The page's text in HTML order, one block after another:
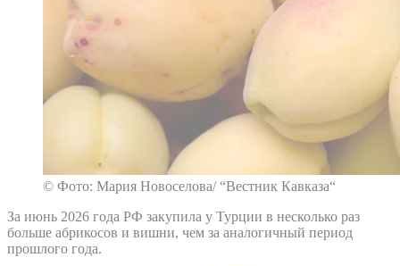
© Фото: Мария Новоселова/ “Вестник Кавказа“
За июнь 2026 года РФ закупила у Турции в несколько раз
больше абрикосов и вишни, чем за аналогичный период
прошлого года.